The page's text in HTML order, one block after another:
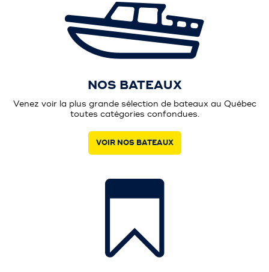
NOS BATEAUX
Venez voir la plus grande sélection de bateaux au Québec
toutes catégories confondues.
VOIR NOS BATEAUX